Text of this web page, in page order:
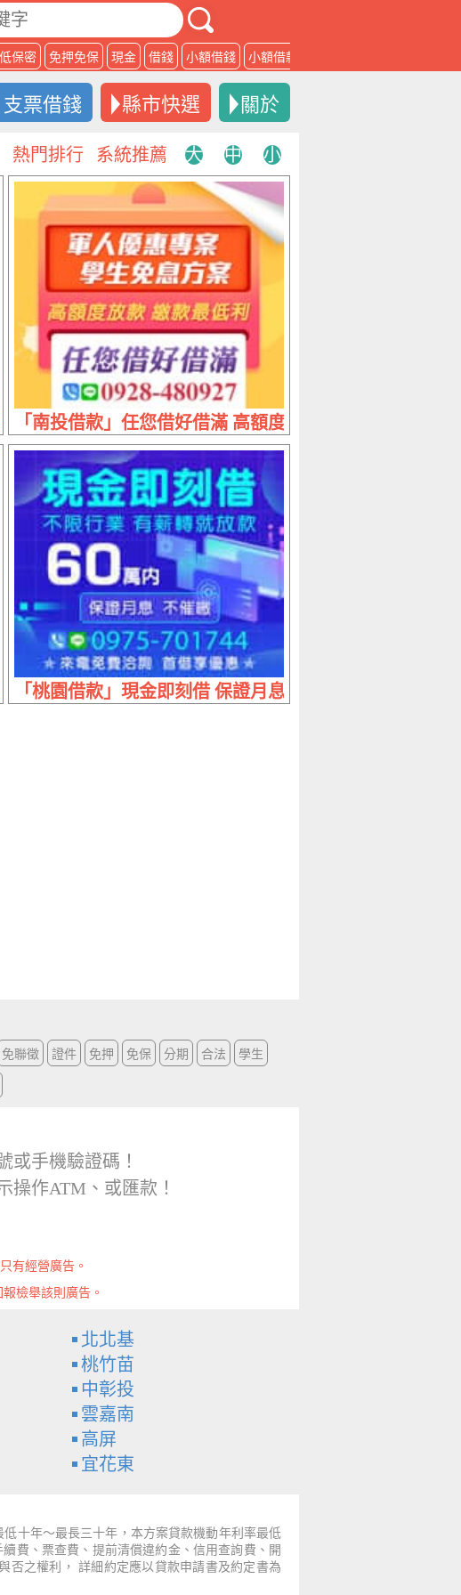
保密 免押免保 現金 借錢 小額借錢 小額借款
支票借錢 縣市快選 關於
熱門排行 系統推薦 大 中 小
快速 | 1~60萬 現金馬上到手
「南投借款」任您借好借滿 高額度放款 | 繳款最低利 軍
20萬內 手續簡便
「桃園借款」現金即刻借 保證月息不催繳 | 60萬內 不限
免聯徵 證件 免押 免保 分期 合法 學生
或手機驗證碼！
操作ATM、或匯款！
有經營廣告。
檢舉該則廣告。
北北基
桃竹苗
中彰投
雲嘉南
高屏
宜花東
十年～最長三十年，本方案貸款機動年利率最低
費、票查費、提前清償違約金、信用查詢費、開
否之權利， 詳細約定應以貸款申請書及約定書為